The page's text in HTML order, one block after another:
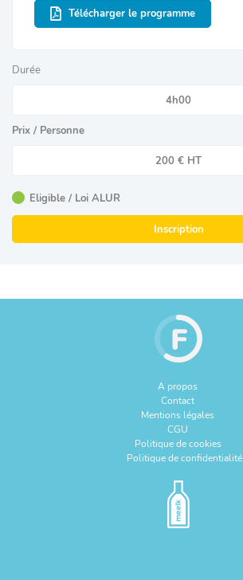
Télécharger le programme
Durée
4h00
Prix / Personne
200 € HT
Eligible / Loi ALUR
Inscription
A propos
Contact
Mentions légales
CGU
Politique de cookies
Politique de confidentialité